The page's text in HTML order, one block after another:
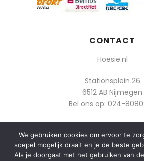
CONTACT
Hoesie.nl
Stationsplein 26
6512 AB Nijmegen
Bel ons op: 024-
Of mail:
We gebruiken cookies om ervoor te
soepel mogelijk draait en je de beste
Als je doorgaat met het gebruiken van